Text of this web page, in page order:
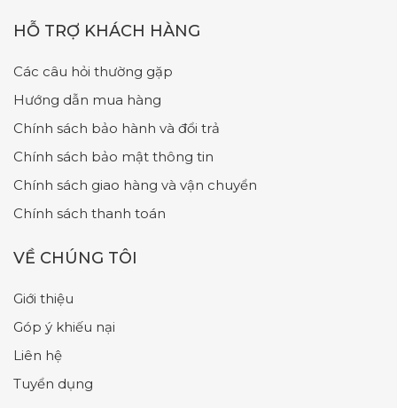
HỖ TRỢ KHÁCH HÀNG
Các câu hỏi thường gặp
Hướng dẫn mua hàng
Chính sách bảo hành và đổi trả
Chính sách bảo mật thông tin
Chính sách giao hàng và vận chuyển
Chính sách thanh toán
VỀ CHÚNG TÔI
Giới thiệu
Góp ý khiếu nại
Liên hệ
Tuyển dụng